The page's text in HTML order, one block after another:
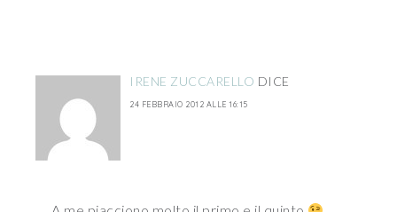
IRENE ZUCCARELLO DICE
24 FEBBRAIO 2012 ALLE 16:15